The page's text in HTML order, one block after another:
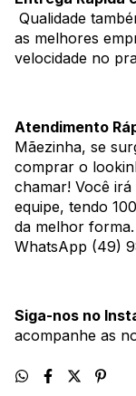
Qualidade
as melhores
velocidade no
Atendimento
Mãezinha, se
comprar o
chamar! Você
equipe, tendo
da melhor
WhatsApp (49)
Siga-nos no
acompanhe as